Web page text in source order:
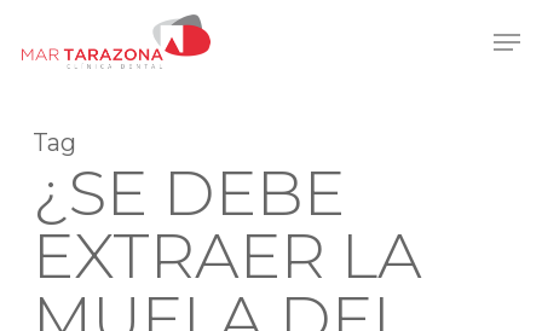
Tag
¿SE DEBE
EXTRAER LA